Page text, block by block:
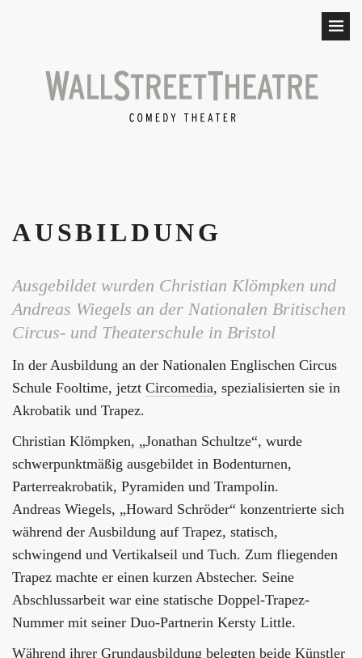
AUSBILDUNG
Ausgebildet wurden Christian Klömpken und
Andreas Wiegels an der Nationalen Britischen
Circus- und Theaterschule in Bristol
In der Ausbildung an der Nationalen Englischen Circus
Schule Fooltime, jetzt Circomedia, spezialisierten sie in
Akrobatik und Trapez.
Christian Klömpken, „Jonathan Schultze“, wurde
schwerpunktmäßig ausgebildet in Bodenturnen,
Parterreakrobatik, Pyramiden und Trampolin.
Andreas Wiegels, „Howard Schröder“ konzentrierte sich
während der Ausbildung auf Trapez, statisch,
schwingend und Vertikalseil und Tuch. Zum fliegenden
Trapez machte er einen kurzen Abstecher. Seine
Abschlussarbeit war eine statische Doppel-Trapez-
Nummer mit seiner Duo-Partnerin Kersty Little.
Während ihrer Grundausbildung belegten beide Künstler